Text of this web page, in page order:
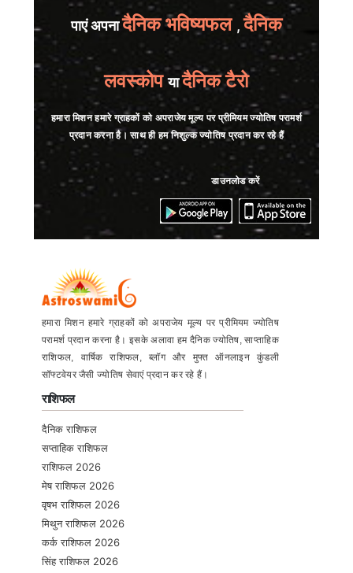
पाएं अपनादैनिक भविष्यफल ,दैनिक
लवस्कोपयादैनिक टैरो
हमारा मिशन हमारे ग्राहकों को अपराजेय मूल्य पर प्रीमियम ज्योतिष परामर्श
प्रदान करना है। साथ ही हम निशुल्क ज्योतिष प्रदान कर रहे हैं
डाउनलोड करें
हमारा मिशन हमारे ग्राहकों को अपराजेय मूल्य पर प्रीमियम ज्योतिष
परामर्श प्रदान करना है। इसके अलावा हम दैनिक ज्योतिष, साप्ताहिक
राशिफल, वार्षिक राशिफल, ब्लॉग और मुफ्त ऑनलाइन कुंडली
सॉफ्टवेयर जैसी ज्योतिष सेवाएं प्रदान कर रहे हैं।
राशिफल
दैनिक राशिफल
सप्ताहिक राशिफल
राशिफल 2026
मेष राशिफल 2026
वृषभ राशिफल 2026
मिथुन राशिफल 2026
कर्क राशिफल 2026
सिंह राशिफल 2026